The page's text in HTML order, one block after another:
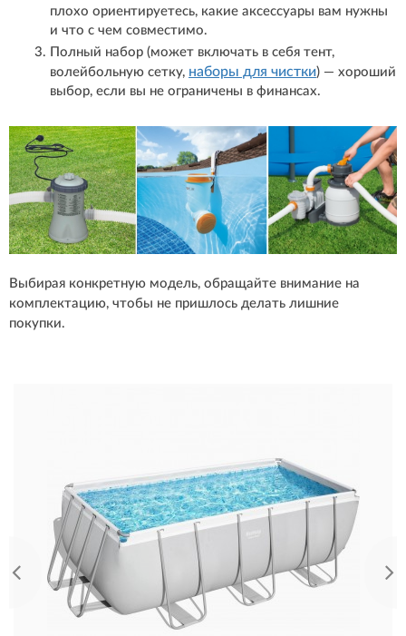
плохо ориентируетесь, какие аксессуары вам нужны
и что с чем совместимо.
Полный набор (может включать в себя тент,
волейбольную сетку, наборы для чистки) — хороший
выбор, если вы не ограничены в финансах.
Выбирая конкретную модель, обращайте внимание на
комплектацию, чтобы не пришлось делать лишние
покупки.